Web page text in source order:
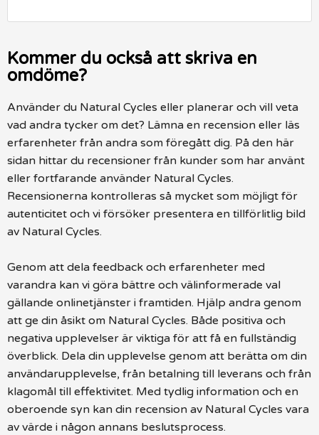
Kommer du också att skriva en
omdöme?
Använder du Natural Cycles eller planerar och vill veta
vad andra tycker om det? Lämna en recension eller läs
erfarenheter från andra som föregått dig. På den här
sidan hittar du recensioner från kunder som har använt
eller fortfarande använder Natural Cycles.
Recensionerna kontrolleras så mycket som möjligt för
autenticitet och vi försöker presentera en tillförlitlig bild
av Natural Cycles.
Genom att dela feedback och erfarenheter med
varandra kan vi göra bättre och välinformerade val
gällande onlinetjänster i framtiden. Hjälp andra genom
att ge din åsikt om Natural Cycles. Både positiva och
negativa upplevelser är viktiga för att få en fullständig
överblick. Dela din upplevelse genom att berätta om din
användarupplevelse, från betalning till leverans och från
klagomål till effektivitet. Med tydlig information och en
oberoende syn kan din recension av Natural Cycles vara
av värde i någon annans beslutsprocess.